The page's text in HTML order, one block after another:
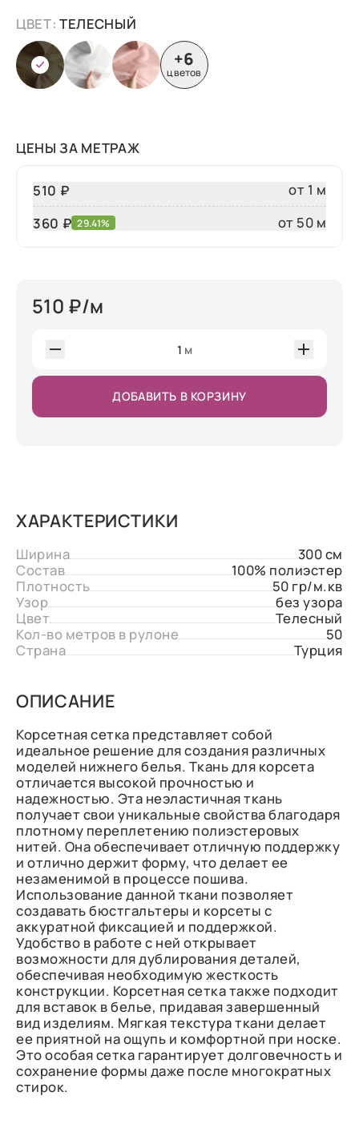
ЦВЕТ:ТЕЛЕСНЫЙ
+6
цветов
ЦЕНЫ ЗА МЕТРАЖ
510 ₽
от 1 м
360 ₽ 29.41% от 50 м
510 ₽/м
1 м
ДОБАВИТЬ В КОРЗИНУ
ХАРАКТЕРИСТИКИ
Ширина
300 см
Состав
100% полиэстер
Плотность
50 гр/м.кв
Узор
без узора
Цвет
Телесный
Кол-во метров в рулоне
50
Страна
Турция
ОПИСАНИЕ
Корсетная сетка представляет собой
идеальное решение для создания различных
моделей нижнего белья. Ткань для корсета
отличается высокой прочностью и
надежностью. Эта неэластичная ткань
получает свои уникальные свойства благодаря
плотному переплетению полиэстеровых
нитей. Она обеспечивает отличную поддержку
и отлично держит форму, что делает ее
незаменимой в процессе пошива.
Использование данной ткани позволяет
создавать бюстгальтеры и корсеты с
аккуратной фиксацией и поддержкой.
Удобство в работе с ней открывает
возможности для дублирования деталей,
обеспечивая необходимую жесткость
конструкции. Корсетная сетка также подходит
для вставок в белье, придавая завершенный
вид изделиям. Мягкая текстура ткани делает
ее приятной на ощупь и комфортной при носке.
Это особая сетка гарантирует долговечность и
сохранение формы даже после многократных
стирок.